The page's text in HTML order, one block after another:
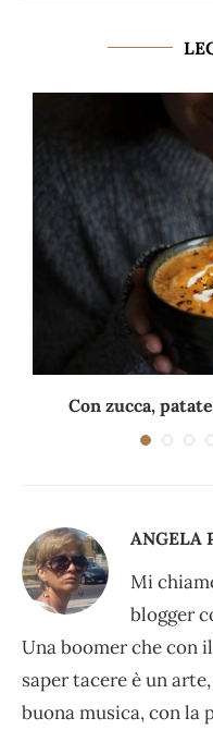
Con zucca,
ANGELA
Mi
blogger
Una boomer che con
saper tacere è un
buona musica, con la